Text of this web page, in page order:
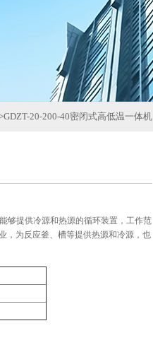
GDZT-20-200-40密闭式高低温一体机
够提供冷源和热源的循环装置，工作范
，为反应釜、槽等提供热源和冷源，也